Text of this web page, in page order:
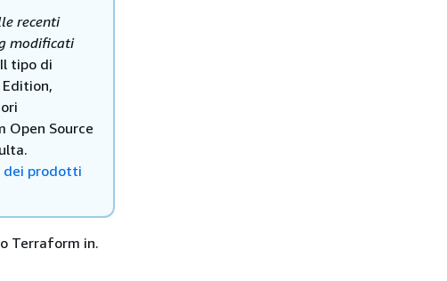
recenti
modificati
Il tipo di
Source
dei prodotti
Terraform in.